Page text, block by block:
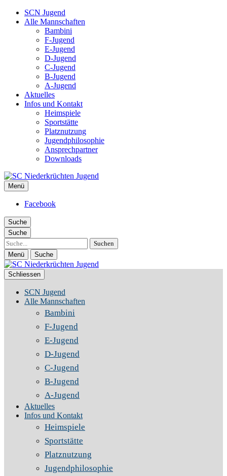
SCN Jugend
Alle Mannschaften
Bambini
F-Jugend
E-Jugend
D-Jugend
C-Jugend
B-Jugend
A-Jugend
Aktuelles
Infos und Kontakt
Heimspiele
Sportstätte
Platznutzung
Jugendphilosophie
Ansprechpartner
Downloads
SC Niederkrüchten Jugend
Menü
Facebook
Suche
Suche
Suche
Menü Suche
Schliessen
SCN Jugend
Alle Mannschaften
Bambini
F-Jugend
E-Jugend
D-Jugend
C-Jugend
B-Jugend
A-Jugend
Aktuelles
Infos und Kontakt
Heimspiele
Sportstätte
Platznutzung
Jugendphilosophie